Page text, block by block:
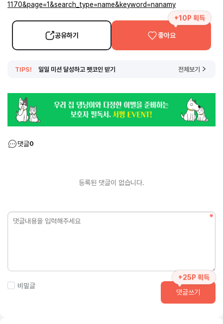
1170&page=1&search_type=name&keyword=nanamy
공유하기
+10P 획득
좋아요
TIPS! 일일 미션 달성하고 펫코인 받기 전체보기
댓글0
등록된 댓글이 없습니다.
비밀글
+25P 획득
댓글쓰기